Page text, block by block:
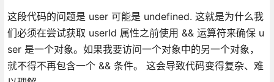
这段代码的问题是 user 可能是 undefined. 这就是为什么我
们必须在尝试获取 userId 属性之前使用 && 运算符来确保 u
ser 是一个对象。如果我要访问一个对象中的另一个对象，
就不得不再包含一个 && 条件。 这会导致代码变得复杂、难